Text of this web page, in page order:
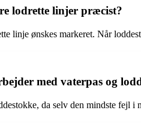
lodrette linjer præcist?
linje ønskes markeret. Når
med vaterpas og
da selv den mindste